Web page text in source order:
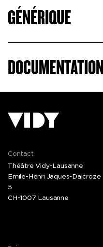
jamais été vu, mis,
à la bête, de l’avatar
n’échappe à sa curiosité.
mouvement et toujours
l’imprévisibilité. Il
GÉNÉRIQUE
DOCUMENTATION
Contact
Théâtre Vidy-Lausanne
Emile-Henri Jaques-Dalcroze
5
CH-1007 Lausanne